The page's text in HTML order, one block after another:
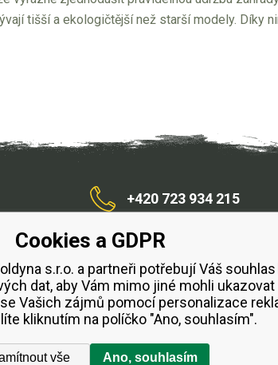
tišší a ekologičtější než starší modely. Díky
/zahradnístroje
+420 723 934 215
Splátkový prodej ESSOX
Cookies a GDPR
s.r.o. a partneři potřebují Váš souhlas
dat, aby Vám mimo jiné mohli ukazovat
Vašich zájmů pomocí personalizace
kliknutím na políčko "Ano, souhlasím".
vše Ano, souhlasím